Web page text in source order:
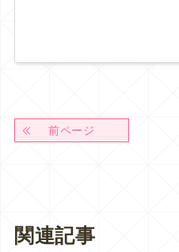
前ページ
関連記事